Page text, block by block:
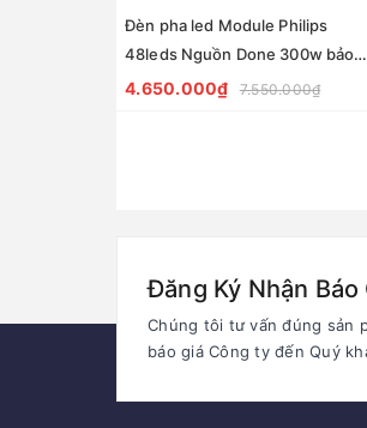
Đèn pha led Module Philips
48leds Nguồn Done 300w bảo
hành 2 năm giá rẻ
4.650.000₫ 7.550.000₫
Đăng Ký Nhận Báo
Chúng tôi tư vấn đúng sản
báo giá Công ty đến Quý